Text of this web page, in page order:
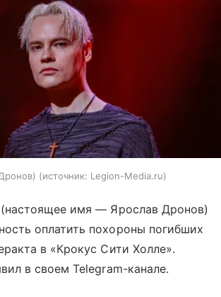
источник: Legion-Media.ru
имя — Ярослав Дронов)
оплатить похороны погибших
в «Крокус Сити Холле».
в своем Telegram-канале.